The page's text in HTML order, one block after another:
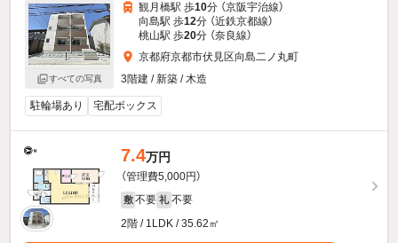
すべての写真
観月橋駅 歩10分 （京阪宇治線）
向島駅 歩12分 （近鉄京都線）
桃山駅 歩20分 （奈良線）
京都府京都市伏見区向島二ノ丸町
3階建 / 新築 / 木造
駐輪場あり 宅配ボックス
7.4万円
（管理費5,000円）
敷 不要 礼 不要
2階 / 1LDK / 35.62㎡